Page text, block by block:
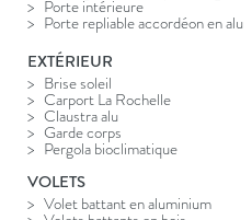
Porte intérieure
Porte repliable accordéon en alu
EXTÉRIEUR
Brise soleil
Carport La Rochelle
Claustra alu
Garde corps
Pergola bioclimatique
VOLETS
Volet battant en aluminium